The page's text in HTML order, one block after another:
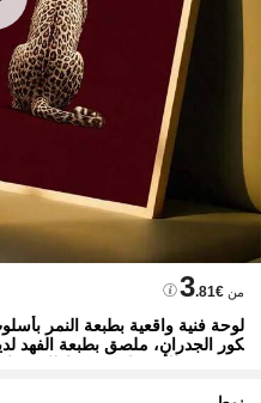
من 3.81€
لوحة فنية واقعية بطبعة النمر
كور الجدران، ملصق بطبعة الفهد